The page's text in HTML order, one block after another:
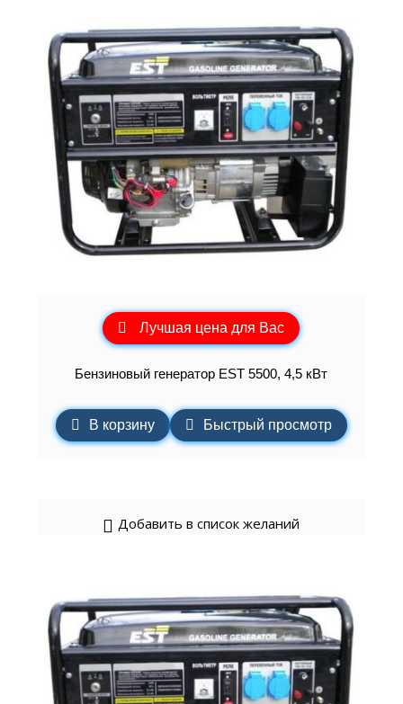
Лучшая цена для Вас
Бензиновый генератор EST 5500, 4,5 кВт
В корзину Быстрый просмотр
Добавить в список желаний